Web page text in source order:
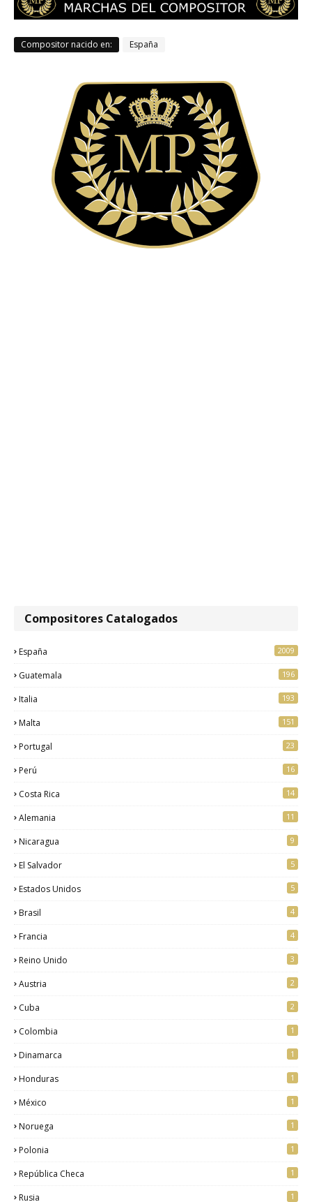
Compositor nacido en: España
Compositores Catalogados
España 2009
Guatemala 196
Italia 193
Malta 151
Portugal 23
Perú 16
Costa Rica 14
Alemania 11
Nicaragua 9
El Salvador 5
Estados Unidos 5
Brasil 4
Francia 4
Reino Unido 3
Austria 2
Cuba 2
Colombia 1
Dinamarca 1
Honduras 1
México 1
Noruega 1
Polonia 1
República Checa 1
Rusia 1